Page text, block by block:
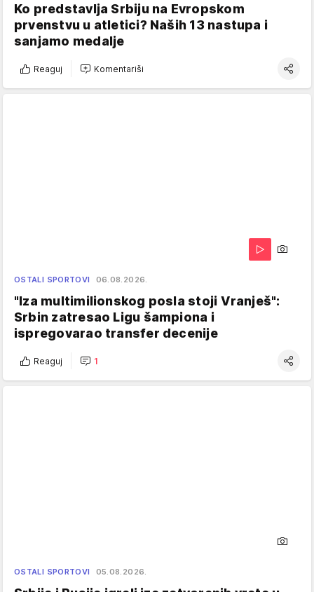
Ko predstavlja Srbiju na Evropskom
prvenstvu u atletici? Naših 13 nastupa i
sanjamo medalje
Reaguj Komentariši
OSTALI SPORTOVI 06.08.2026.
"Iza multimilionskog posla stoji Vranješ":
Srbin zatresao Ligu šampiona i
ispregovarao transfer decenije
Reaguj 1
OSTALI SPORTOVI 05.08.2026.